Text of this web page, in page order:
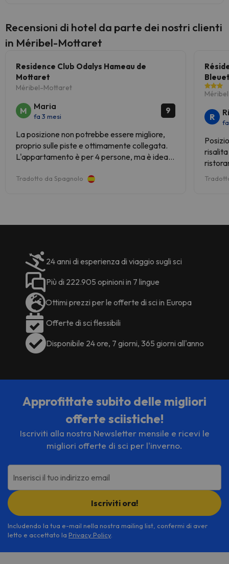
modificare le modalità di offerta
del servizio di ristorazione in base
alle esigenze. Queste informazioni
parte della struttura.
Recensioni di hotel da parte dei nostri clienti
in Méribel-Mottaret
Residence Club Odalys Hameau de
Mottaret
Méribel-Mottaret
M Maria
fa 3 mesi
9
La posizione non potrebbe essere migliore,
proprio sulle piste e ottimamente collegata.
L'appartamento è per 4 persone, ma è ideale
piccolo terrazzo per stendere i vestiti dopo lo
Tradotto da Spagnolo
R
24 anni di esperienza di viaggio sugli sci
Più di 222.905 opinioni in 7 lingue
Ottimi prezzi per le offerte di sci in Europa
Offerte di sci flessibili
Disponibile 24 ore, 7 giorni, 365 giorni all'anno
Approfittate subito delle migliori
offerte sciistiche!
Iscriviti alla nostra Newsletter mensile e ricevi le
migliori offerte di sci per l'inverno.
Inserisci il tuo indirizzo email
Iscriviti ora!
Includendo la tua e-mail nella nostra mailing list, confermi di aver
letto e accettato la Privacy Policy.